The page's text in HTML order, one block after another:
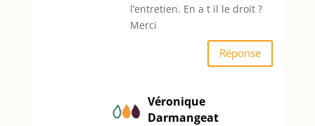
l’entretien. En a t il le droit ?
Merci
Réponse
Véronique
Darmangeat